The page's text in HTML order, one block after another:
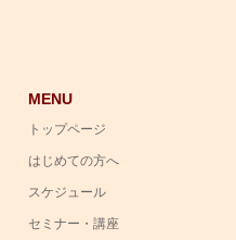
MENU
トップページ
はじめての方へ
スケジュール
セミナー・講座